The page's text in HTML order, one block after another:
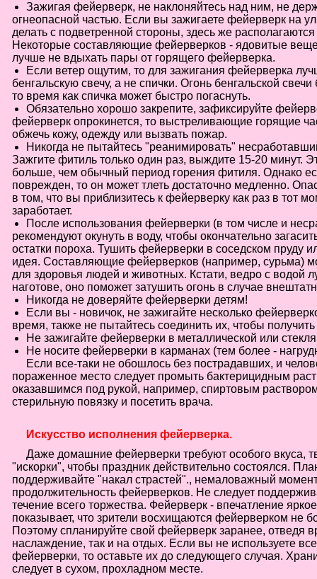
Зажигая фейерверк, не наклоняйтесь над ним, не
огнеопасной частью. Если вы зажигаете фейерверк на
делать с подветренной стороны, здесь же располагаются
Некоторые составляющие фейерверков - ядовитые
лучше не вдыхать пары от горящего фейерверка.
Если ветер ощутим, то для зажигания фейерверка
бенгальскую свечу, а не спички. Огонь бенгальской
то время как спичка может быстро погаснуть.
Обязательно хорошо закрепите, зафиксируйте
фейерверк опрокинется, то выстреливающие горящие
обжечь кожу, одежду или вызвать пожар.
Никогда не пытайтесь "реанимировать"
Зажгите фитиль только один раз, выждите 15-20 минут.
больше, чем обычный период горения фитиля. Однако
поврежден, то он может тлеть достаточно медленно.
в том, что вы приблизитесь к фейерверку как раз в тот
заработает.
После использования фейерверки (в том числе и
рекомендуют окунуть в воду, чтобы окончательно
остатки пороха. Тушить фейерверки в соседском пруду
идея. Составляющие фейерверков (например, сурьма)
для здоровья людей и животных. Кстати, ведро с водой
наготове, оно поможет затушить огонь в случае
Никогда не доверяйте фейерверки детям!
Если вы - новичок, не зажигайте несколько
время, также не пытайтесь соединить их, чтобы
Не зажигайте фейерверки в металлической или
Не носите фейерверки в карманах (тем более -
Если все-таки не обошлось без пострадавших, и
пораженное место следует промыть бактерицидным
оказавшимся под рукой, например, спиртовым
стерильную повязку и посетить врача.
Искусство исполнения фейерверка.
Даже домашние фейерверки требуют особого вкуса,
"искорки", чтобы праздник действительно состоялся.
поддерживайте "накал страстей"., немаловажный
продолжительность фейерверков. Не следует
течение всего торжества. Фейерверк - впечатление
показывает, что зрители восхищаются фейерверком не
Поэтому спланируйте свой фейерверк заранее, отведя
наслаждение, так и на отдых. Если вы не используете
фейерверки, то оставьте их до следующего случая.
следует в сухом, прохладном месте.